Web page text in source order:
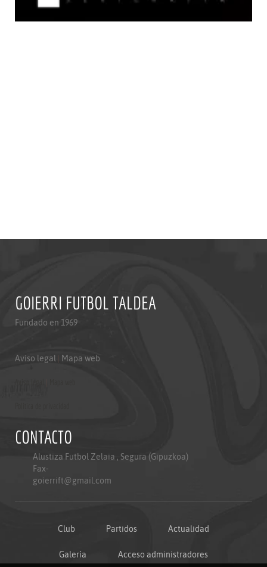
GOIERRI FUTBOL TALDEA
Fundado en 1969
Aviso legal Mapa web
CONTACTO
Alustiza Futbol Zelaia , Segura (Gipuzkoa)
Fax-
goierrift@gmail.com
Club Partidos Actualidad
Galería Acceso administradores